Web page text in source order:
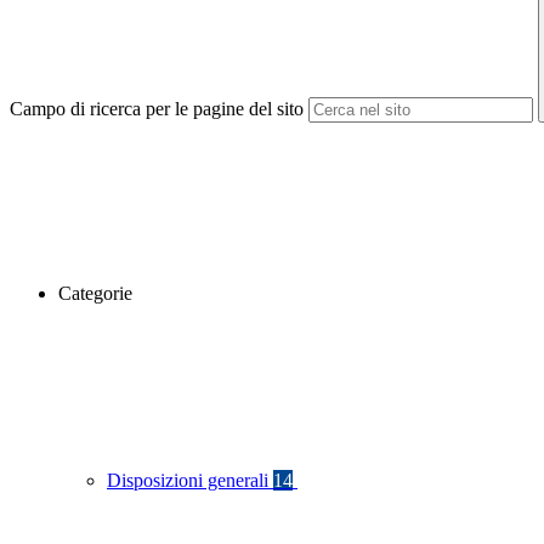
Campo di ricerca per le pagine del sito
Categorie
Disposizioni generali 14